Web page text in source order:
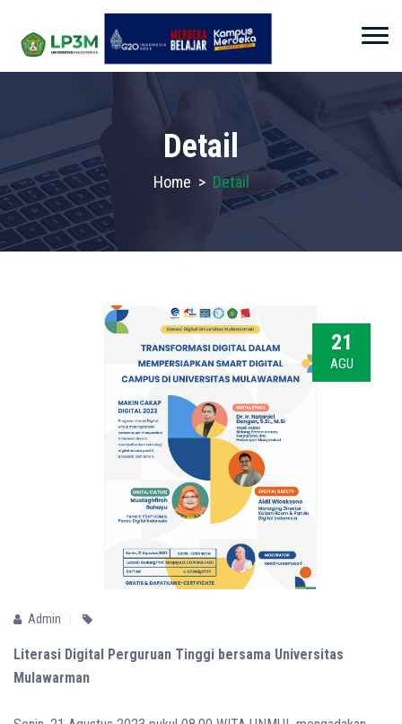
Detail
Home > Detail
21
AGU
Admin
Literasi Digital Perguruan Tinggi bersama Universitas
Mulawarman